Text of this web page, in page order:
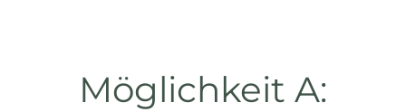
Möglichkeit A: